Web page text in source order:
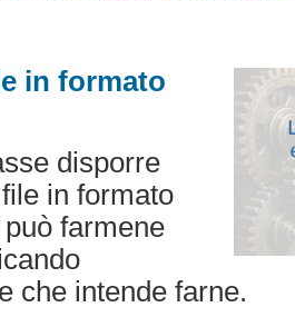
in formato
disporre
in formato
farmene
che intende farne.